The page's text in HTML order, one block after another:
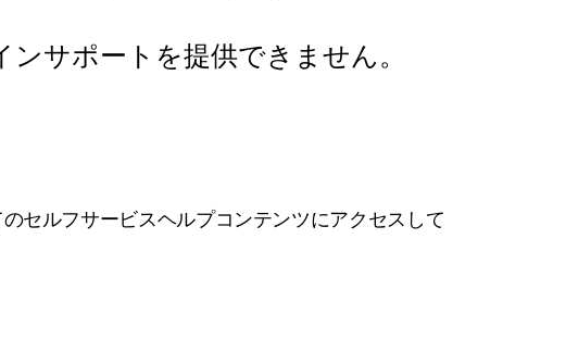
サポートを提供できません。
セルフサービスヘルプコンテンツにアクセスして